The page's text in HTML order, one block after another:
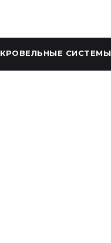
КРОВЕЛЬНЫЕ СИСТЕМЫ